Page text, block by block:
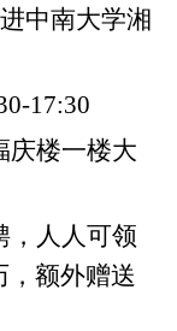
中南大学湘
17:30
庆楼一楼大
，人人可领
，额外赠送